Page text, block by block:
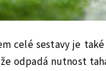
celé sestavy je
odpadá nutnost